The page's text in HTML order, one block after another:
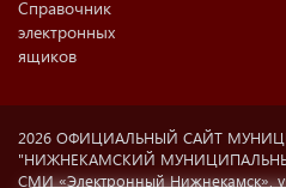
Справочник
электронных
ящиков
2026 ОФИЦИАЛЬНЫЙ САЙТ
"НИЖНЕКАМСКИЙ
СМИ «Электронный Нижнекамск»,